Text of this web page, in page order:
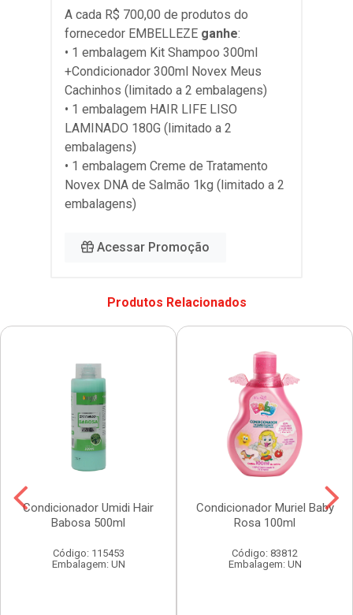
A cada R$ 700,00 de produtos do
fornecedor EMBELLEZE ganhe:
• 1 embalagem Kit Shampoo 300ml
+Condicionador 300ml Novex Meus
Cachinhos (limitado a 2 embalagens)
• 1 embalagem HAIR LIFE LISO
LAMINADO 180G (limitado a 2
embalagens)
• 1 embalagem Creme de Tratamento
Novex DNA de Salmão 1kg (limitado a 2
embalagens)
Acessar Promoção
Produtos Relacionados
Condicionador Umidi Hair
Babosa 500ml
Código: 115453
Embalagem: UN
Condicionador Muriel Baby
Rosa 100ml
Código: 83812
Embalagem: UN